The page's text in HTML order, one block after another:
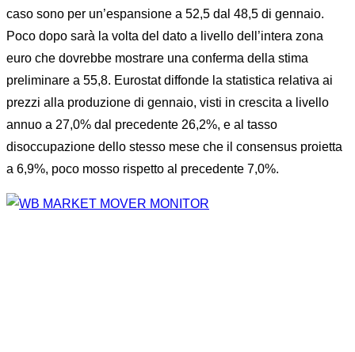
caso sono per un’espansione a 52,5 dal 48,5 di gennaio.
Poco dopo sarà la volta del dato a livello dell’intera zona
euro che dovrebbe mostrare una conferma della stima
preliminare a 55,8. Eurostat diffonde la statistica relativa ai
prezzi alla produzione di gennaio, visti in crescita a livello
annuo a 27,0% dal precedente 26,2%, e al tasso
disoccupazione dello stesso mese che il consensus proietta
a 6,9%, poco mosso rispetto al precedente 7,0%.